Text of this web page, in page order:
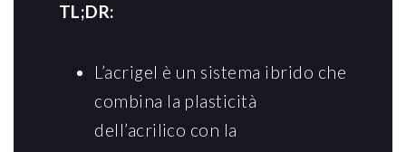
TL;DR:
L’acrigel è un sistema ibrido che
combina la plasticità
dell’acrilico con la